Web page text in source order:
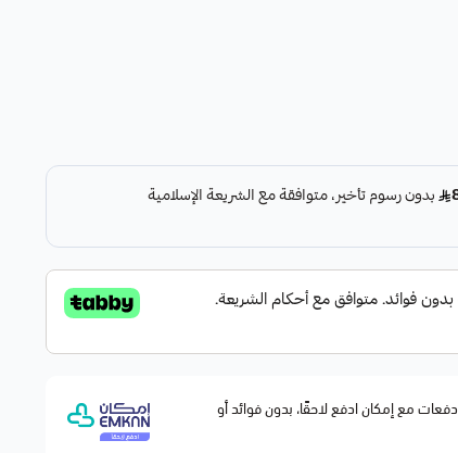
وقسّمها على 5 دفعات مع إمكان ادفع لاحقًا، بدون فوائد أو